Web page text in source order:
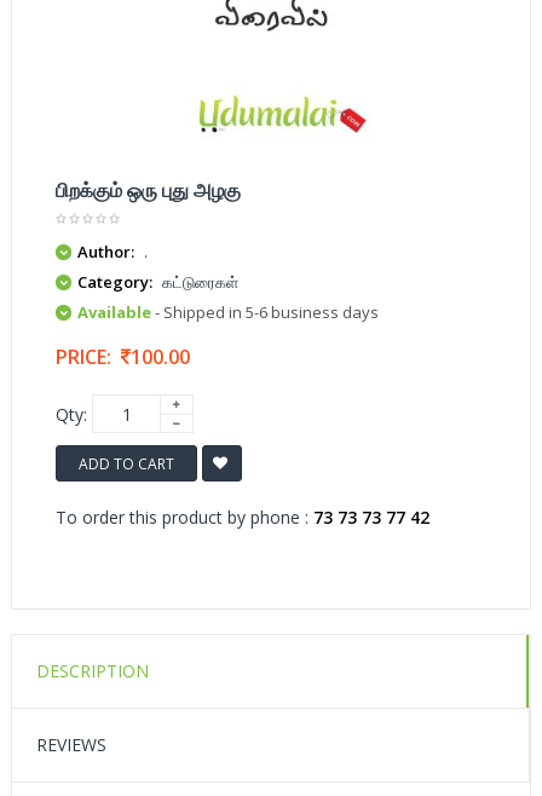
பிறக்கும் ஒரு புது அழகு
Author: .
Category: கட்டுரைகள்
Available- Shipped in 5-6 business days
PRICE: 100.00
Qty:
ADD TO CART
To order this product by phone : 73 73 73 77 42
DESCRIPTION
REVIEWS